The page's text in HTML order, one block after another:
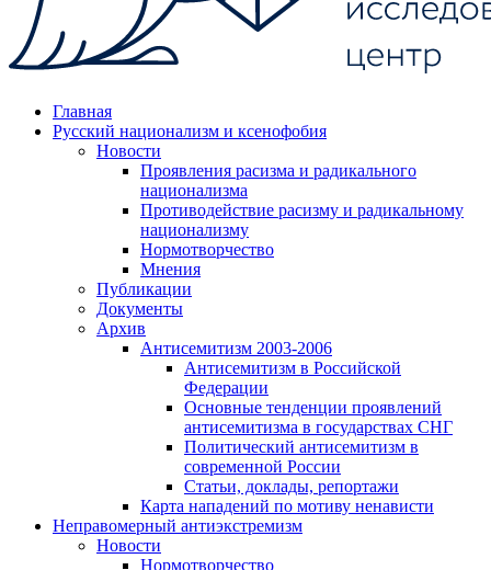
Главная
Русский национализм и ксенофобия
Новости
Проявления расизма и радикального
национализма
Противодействие расизму и радикальному
национализму
Нормотворчество
Мнения
Публикации
Документы
Архив
Антисемитизм 2003-2006
Антисемитизм в Российской
Федерации
Основные тенденции проявлений
антисемитизма в государствах СНГ
Политический антисемитизм в
современной России
Статьи, доклады, репортажи
Карта нападений по мотиву ненависти
Неправомерный антиэкстремизм
Новости
Нормотворчество